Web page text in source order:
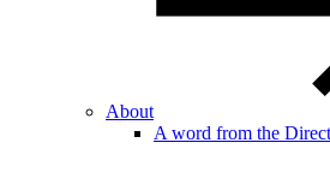
About
A word from the